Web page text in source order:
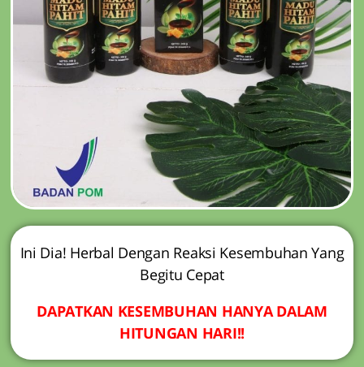
Ini Dia! Herbal Dengan Reaksi Kesembuhan Yang
Begitu Cepat
DAPATKAN KESEMBUHAN HANYA DALAM
HITUNGAN HARI!!